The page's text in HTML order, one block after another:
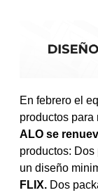
En febrero el
productos para
ALO se
productos:
un diseño
FLIX. Dos